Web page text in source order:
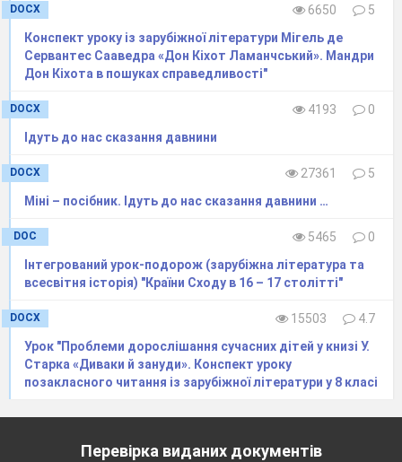
Португалії, але швидко поширилося у всій
Європі, включно з Річчю Посполитою і
Російською
імперією Тож тема нашого уроку
епоха. Розмаїття виявів літературного життя:
виникнення і розвиток художніх напрямів,
нових жанрів. Перед Вами знаходиться і
мужність користуватися власним розумом! —
такий девіз Просвітництва».
Тепер ми з Вами докладніше ознайомимося
з новою літературною епохою –
Просвітництво, поговоримо про те, які саме
історичні умови і впливали на виникнення
даної епохи, розкриємо розмаїття виявів
літературного життя в епоху Просвітництва:
виникнення сентименталізму та розвиток
DOCX 6650
5
Конспект уроку із зарубіжної літератури Мігель де
Сервантес Сааведра «Дон Кіхот Ламанчський». Мандри
Дон Кіхота в пошуках справедливості"
DOCX 4193
0
Ідуть до нас сказання давнини
DOCX 27361
5
Міні – посібник. Ідуть до нас сказання давнини …
DOC 5465
0
Інтегрований урок-подорож (зарубіжна література та
всесвітня історія) "Країни Сходу в 16 – 17 столітті"
DOCX 15503
4.7
Урок "Проблеми дорослішання сучасних дітей у книзі У.
Старка «Диваки й зануди». Конспект уроку
позакласного читання із зарубіжної літератури у 8 класі
Перевірка виданих документів